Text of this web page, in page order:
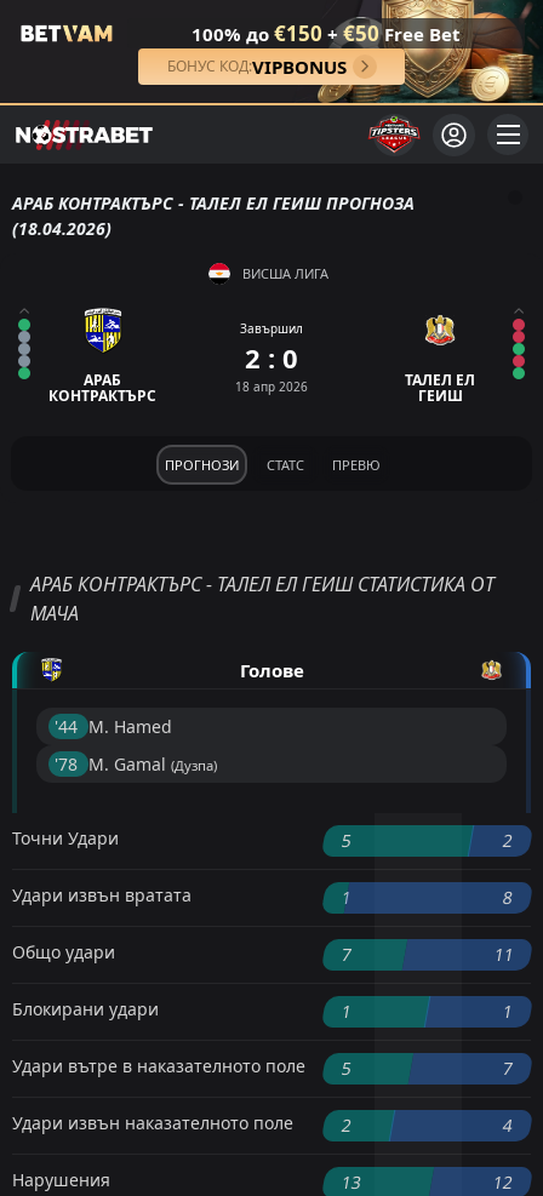
100% до €150 + €50Free Bet
БОНУС КОД:VIPBONUS
АРАБ КОНТРАКТЪРС - ТАЛЕЛ ЕЛ ГЕИШ ПРОГНОЗА
(18.04.2026)
ВИСША ЛИГА
АРАБ
КОНТРАКТЪРС
Завършил
2 : 0
18 апр 2026 ТАЛЕЛ ЕЛ
ГЕИШ
ПРОГНОЗИ СТАТС ПРЕВЮ
АРАБ КОНТРАКТЪРС - ТАЛЕЛ ЕЛ ГЕИШ СТАТИСТИКА ОТ
МАЧА
Голове
'44 ︎ M. Hamed
'78 ︎ M. Gamal (Дузпа)
Точни Удари 5 2
Удари извън вратата 1 8
Общо удари 7 11
Блокирани удари 1 1
Удари вътре в наказателното поле 5 7
Удари извън наказателното поле 2 4
Нарушения 13 12